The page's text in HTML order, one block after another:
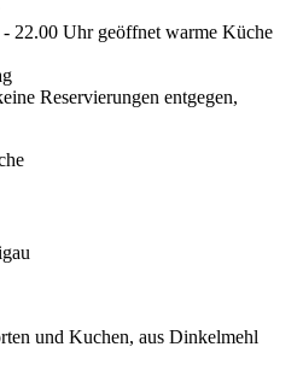
22.00 Uhr geöffnet warme Küche
Reservierungen entgegen,
und Kuchen, aus Dinkelmehl